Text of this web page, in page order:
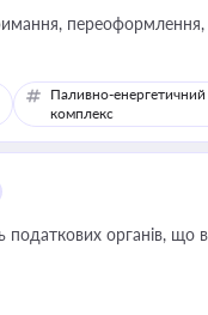
переоформлення,
Паливно-енергетичний
комплекс
органів, що